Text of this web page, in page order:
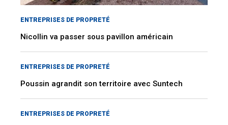
ENTREPRISES DE PROPRETÉ
Nicollin va passer sous pavillon américain
ENTREPRISES DE PROPRETÉ
Poussin agrandit son territoire avec Suntech
ENTREPRISES DE PROPRETÉ